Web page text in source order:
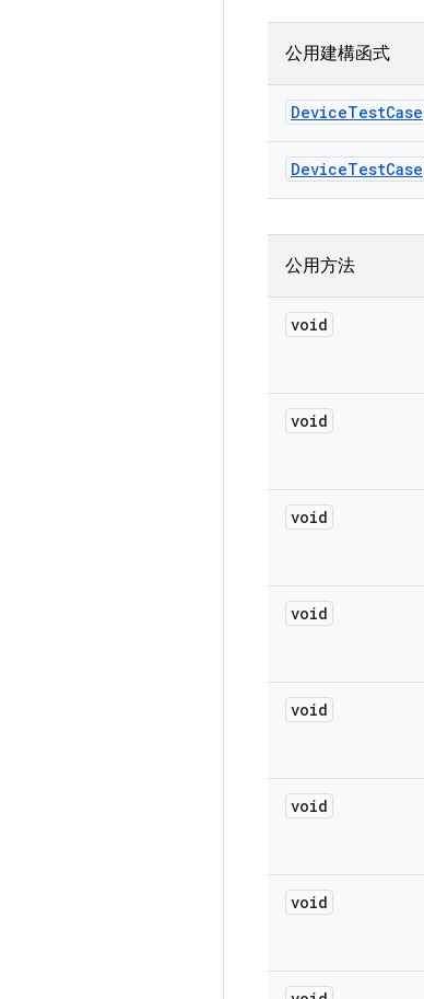
公用建構函式
DeviceTestCase
DeviceTestCase
公用方法
void
void
void
void
void
void
void